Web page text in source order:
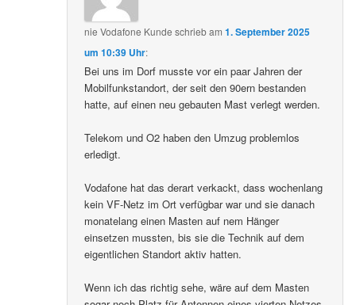
nie Vodafone Kunde schriebam1. September 2025
um 10:39 Uhr:
Bei uns im Dorf musste vor ein paar Jahren der
Mobilfunkstandort, der seit den 90ern bestanden
hatte, auf einen neu gebauten Mast verlegt werden.
Telekom und O2 haben den Umzug problemlos
erledigt.
Vodafone hat das derart verkackt, dass wochenlang
kein VF-Netz im Ort verfügbar war und sie danach
monatelang einen Masten auf nem Hänger
einsetzen mussten, bis sie die Technik auf dem
eigentlichen Standort aktiv hatten.
Wenn ich das richtig sehe, wäre auf dem Masten